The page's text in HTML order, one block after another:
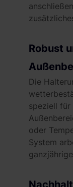
Robust
Die
speziell für
oder
System